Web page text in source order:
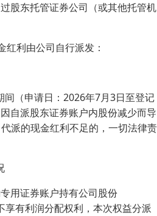
股东托管证券公司（或其他托管机
红利由公司自行派发：
间（申请日：2026年7月3日至登记
自派股东证券账户内股份减少而导
派的现金红利不足的，一切法律责
用证券账户持有公司股份
享有利润分配权利，本次权益分派